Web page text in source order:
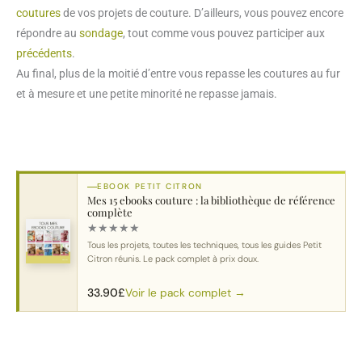
couturesde vos projets de couture. D’ailleurs, vous pouvez encore
répondre au sondage, tout comme vous pouvez participer aux
précédents.
Au final, plus de la moitié d’entre vous repasse les coutures au fur
et à mesure et une petite minorité ne repasse jamais.
EBOOK PETIT CITRON
Mes 15 ebooks couture : la bibliothèque de référence
complète
★★★★★
Tous les projets, toutes les techniques, tous les guides Petit
Citron réunis. Le pack complet à prix doux.
33.90£Voir le pack complet →